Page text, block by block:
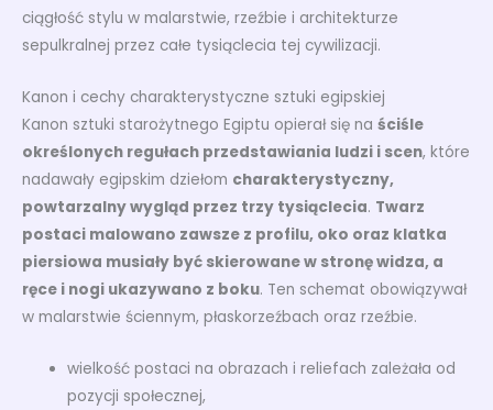
ciągłość stylu w malarstwie, rzeźbie i architekturze
sepulkralnej przez całe tysiąclecia tej cywilizacji.
Kanon i cechy charakterystyczne sztuki egipskiej
Kanon sztuki starożytnego Egiptu opierał się na ściśle
określonych regułach przedstawiania ludzi i scen, które
nadawały egipskim dziełom charakterystyczny,
powtarzalny wygląd przez trzy tysiąclecia. Twarz
postaci malowano zawsze z profilu, oko oraz klatka
piersiowa musiały być skierowane w stronę widza, a
ręce i nogi ukazywano z boku. Ten schemat obowiązywał
w malarstwie ściennym, płaskorzeźbach oraz rzeźbie.
wielkość postaci na obrazach i reliefach zależała od
pozycji społecznej,